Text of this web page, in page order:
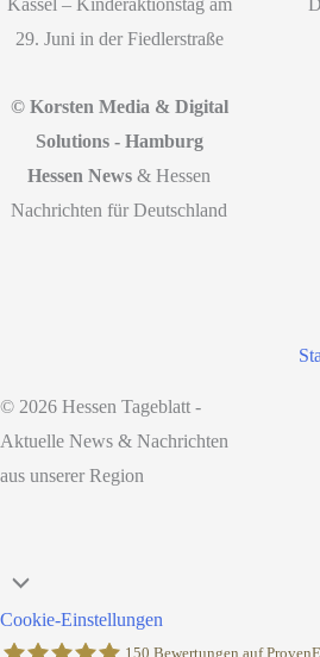
29. Juni in der Fiedlerstraße
© Korsten Media & Digital
Solutions - Hamburg
Hessen News & Hessen
Nachrichten für Deutschland
© 2026 Hessen Tageblatt -
Aktuelle News & Nachrichten
aus unserer Region
oben
scrollen
Cookie-Einstellungen
150 Bewertungen auf